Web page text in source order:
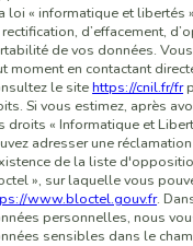
loi « informatique et libertés
d’effacement,
de vos données.
moment en contactant
le sitehttps://cnil.fr/fr
Si vous estimez, après
droits « Informatique et
adresser une
de la liste
», sur laquelle vous
www.bloctel.gouv.fr.
personnelles, nous
sensibles dans le